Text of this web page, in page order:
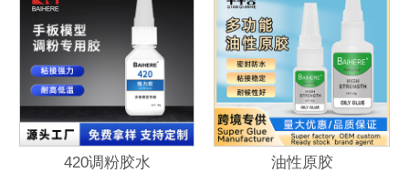
420调粉胶水 油性原胶